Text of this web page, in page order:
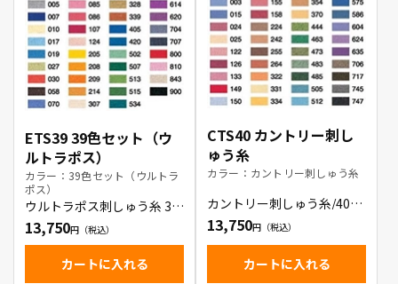
ETS39 39色セット（ウ
ルトラポス）
カラー：39色セット（ウルトラ
ポス）
ウルトラポス刺しゅう糸 39
色セット
13,750
カートに入れる
CTS40 カントリー刺し
ゅう糸
カラー：カントリー刺しゅう糸
カントリー刺しゅう糸/40色
セット
13,750
カートに入れる